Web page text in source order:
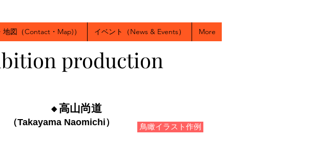
production
地図（Contact・Map)） イベント（News & Events） More
高山尚道
Takayama Naomichi） 鳥瞰イラスト作例